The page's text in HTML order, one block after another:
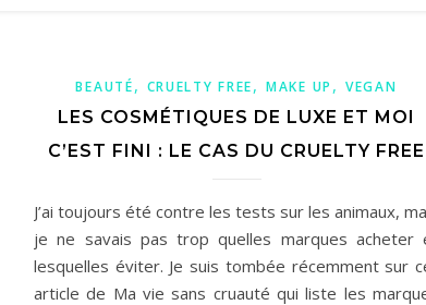
BEAUTÉ, CRUELTY FREE,MAKE UP , VEGAN
LES COSMÉTIQUES DE LUXE ET MOI
C’EST FINI : LE CAS DU CRUELTY FREE
J’ai toujours été contre les tests sur les animaux,
je ne savais pas trop quelles marques acheter
lesquelles éviter. Je suis tombée récemment sur
article de Ma vie sans cruauté qui liste les